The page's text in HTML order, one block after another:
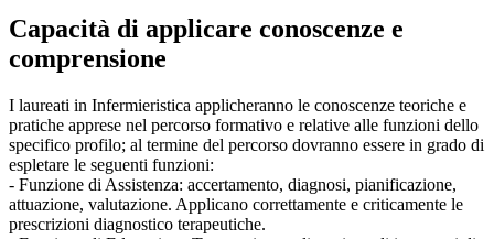
Capacità di applicare conoscenze e
comprensione
I laureati in Infermieristica applicheranno le conoscenze teoriche e
pratiche apprese nel percorso formativo e relative alle funzioni dello
specifico profilo; al termine del percorso dovranno essere in grado di
espletare le seguenti funzioni:
- Funzione di Assistenza: accertamento, diagnosi, pianificazione,
attuazione, valutazione. Applicano correttamente e criticamente le
prescrizioni diagnostico terapeutiche.